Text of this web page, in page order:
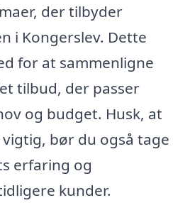
der tilbyder
i Kongerslev. Dette
for at sammenligne
tilbud, der passer
og budget. Husk, at
bør du også tage
erfaring og
kunder.